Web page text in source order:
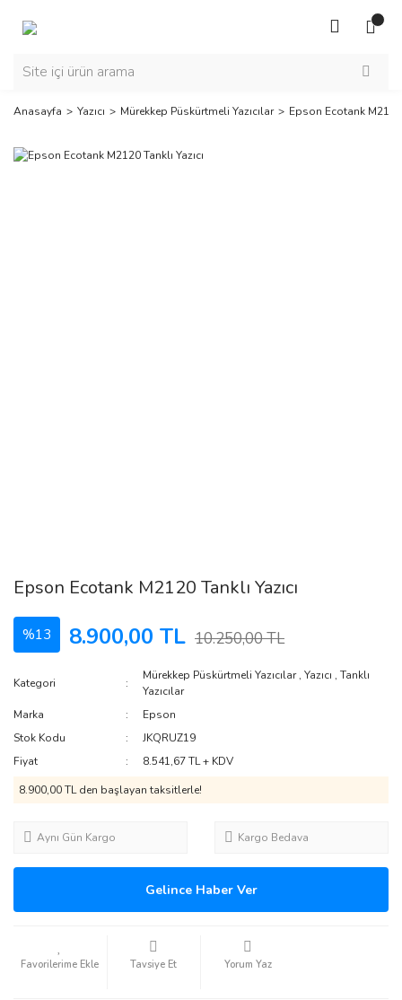
Anasayfa Yazıcı Mürekkep Püskürtmeli Yazıcılar Epson Ecotank M2120
Epson Ecotank M2120 Tanklı Yazıcı
%13 8.900,00 TL 10.250,00 TL
Kategori
Mürekkep Püskürtmeli Yazıcılar,Yazıcı,Tanklı
Yazıcılar
Marka
Epson
Stok Kodu
JKQRUZ19
Fiyat
8.541,67 TL + KDV
8.900,00 TL den başlayan taksitlerle!
Aynı Gün Kargo Kargo Bedava
Gelince Haber Ver
Tavsiye Et Yorum Yaz